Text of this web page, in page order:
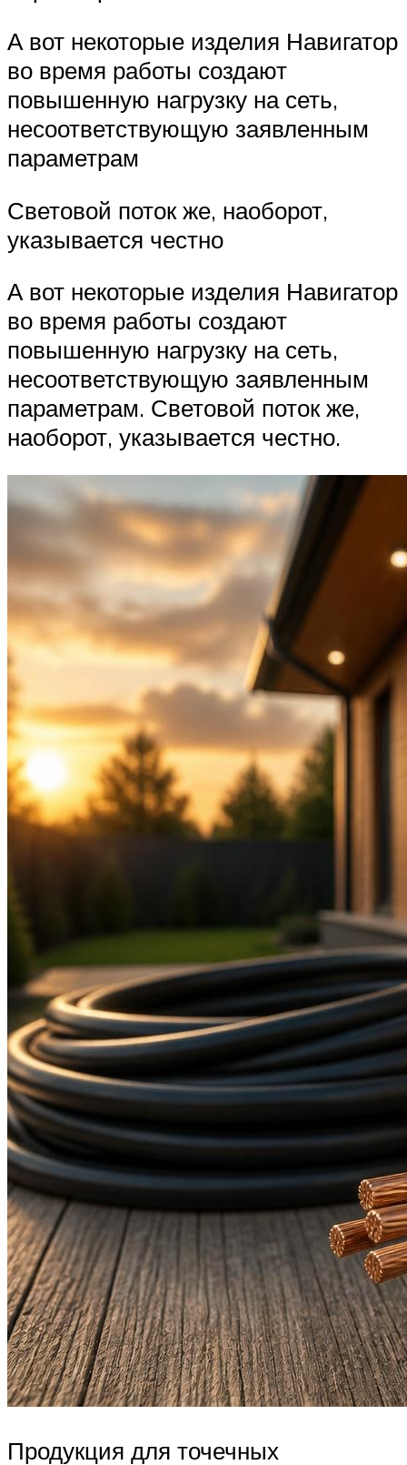
А вот некоторые изделия Навигатор
во время работы создают
повышенную нагрузку на сеть,
несоответствующую заявленным
параметрам
Световой поток же, наоборот,
указывается честно
А вот некоторые изделия Навигатор
во время работы создают
повышенную нагрузку на сеть,
несоответствующую заявленным
параметрам. Световой поток же,
наоборот, указывается честно.
Продукция для точечных